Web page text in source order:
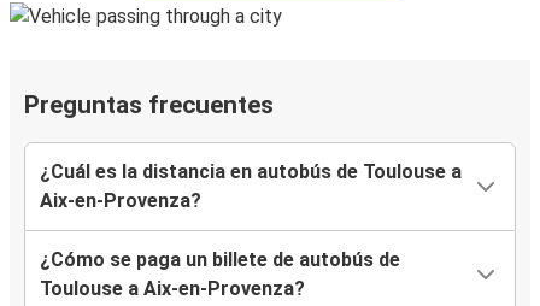
Preguntas frecuentes
¿Cuál es la distancia en autobús de Toulouse a
Aix-en-Provenza?
¿Cómo se paga un billete de autobús de
Toulouse a Aix-en-Provenza?